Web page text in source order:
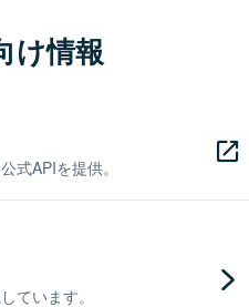
け情報
式APIを提供。
ています。